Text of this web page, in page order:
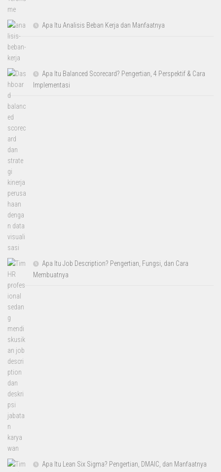
Apa Itu Analisis Beban Kerja dan Manfaatnya
Apa Itu Balanced Scorecard? Pengertian, 4 Perspektif & Cara
Implementasi
Apa Itu Job Description? Pengertian, Fungsi, dan Cara
Membuatnya
Apa Itu Lean Six Sigma? Pengertian, DMAIC, dan Manfaatnya